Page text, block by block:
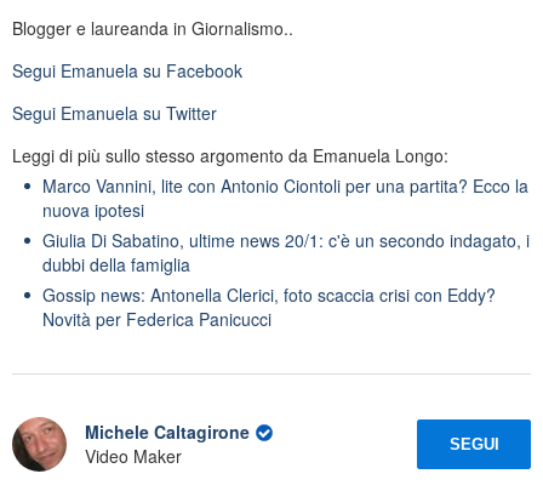
Blogger e laureanda in Giornalismo..
Segui Emanuela su Facebook
Segui Emanuela su Twitter
Leggi di più sullo stesso argomento da Emanuela Longo:
Marco Vannini, lite con Antonio Ciontoli per una partita? Ecco la
nuova ipotesi
Giulia Di Sabatino, ultime news 20/1: c'è un secondo indagato, i
dubbi della famiglia
Gossip news: Antonella Clerici, foto scaccia crisi con Eddy?
Novità per Federica Panicucci
Michele Caltagirone
Video Maker
SEGUI